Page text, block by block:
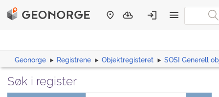
Geonorge Registrene Objektregisteret SOSI Generell
Søk i register